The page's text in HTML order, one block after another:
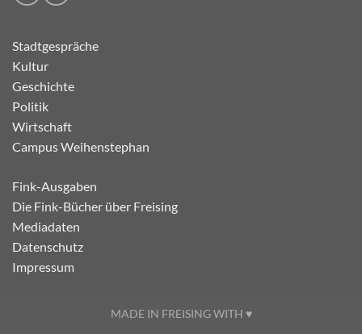
Stadtgespräche
Kultur
Geschichte
Politik
Wirtschaft
Campus Weihenstephan
Fink-Ausgaben
Die Fink-Bücher über Freising
Mediadaten
Datenschutz
Impressum
MADE IN FREISING WITH ♥